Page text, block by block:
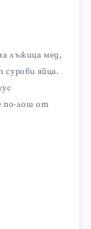
лъжица мед,
сурови яйца.
по-лош от